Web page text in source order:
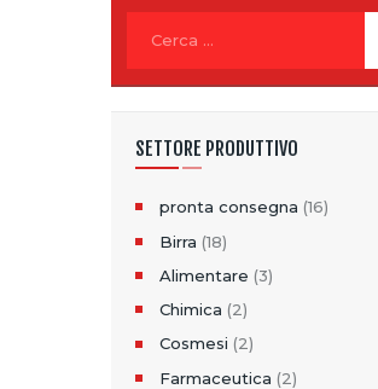
SETTORE PRODUTTIVO
pronta consegna (16)
Birra (18)
Alimentare (3)
Chimica (2)
Cosmesi (2)
Farmaceutica (2)